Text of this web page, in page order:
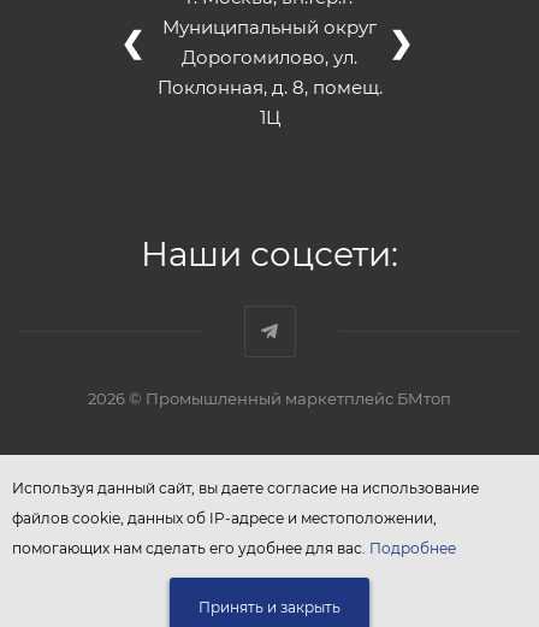
Муниципальный округ
Дорогомилово, ул.
Поклонная, д. 8, помещ.
1Ц
❮ ❯
Наши соцсети:
2026 © Промышленный маркетплейс БМтоп
Используя данный сайт, вы даете согласие на использование
файлов cookie, данных об IP-адресе и местоположении,
помогающих нам сделать его удобнее для вас. Подробнее
Принять и закрыть